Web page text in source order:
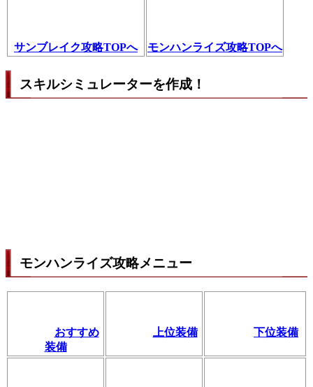
サンブレイク攻略TOPへ モンハンライズ攻略TOPへ
スキルシミュレーターを作成！
モンハンライズ攻略メニュー
おすすめ
装備
上位装備 下位装備